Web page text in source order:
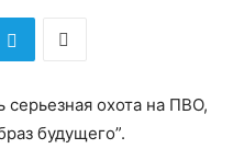
охота на ПВО,
будущего”.